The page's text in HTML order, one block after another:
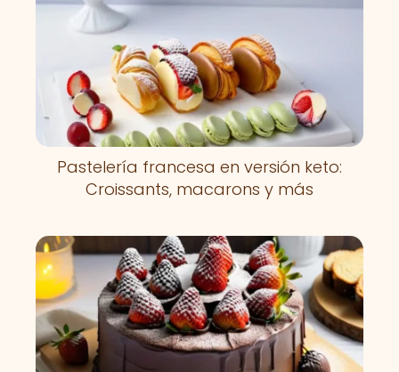
Pastelería francesa en versión keto:
Croissants, macarons y más